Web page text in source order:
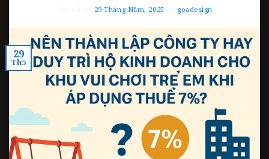
29 Tháng Năm, 2025 goadesign
29
Th5